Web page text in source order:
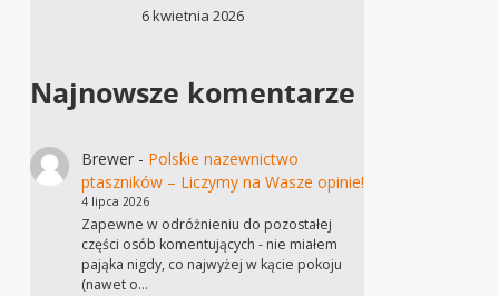
6 kwietnia 2026
Najnowsze komentarze
Brewer- Polskie nazewnictwo
ptaszników – Liczymy na Wasze opinie!
4 lipca 2026
Zapewne w odróżnieniu do pozostałej
części osób komentujących - nie miałem
pająka nigdy, co najwyżej w kącie pokoju
(nawet o…